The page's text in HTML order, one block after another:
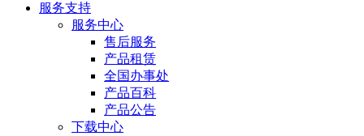
服务支持
服务中心
售后服务
产品租赁
全国办事处
产品百科
产品公告
下载中心